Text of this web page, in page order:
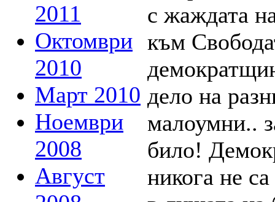
2011
Октомври
2010
Март 2010
Ноември
2008
Август